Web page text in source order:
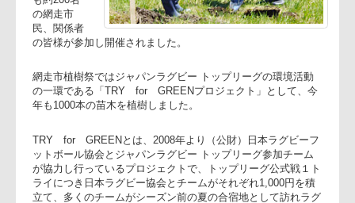
リーグの森
にて本年度
も約200名
民、関係者
の皆様が参加し開催されました。
の一環である「TRY for GREENプロジェクト」として、今
年も1000本の苗木を植樹しました。
TRY for GREENとは、2008年より（公財）日本ラグビーフ